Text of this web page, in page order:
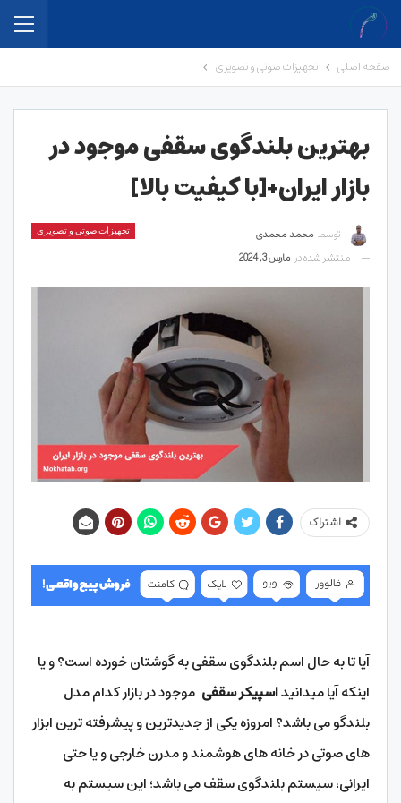
صفحه اصلی تجهیزات صوتی و تصویری
بهترین بلندگوی سقفی موجود در
بازار ایران+[با کیفیت بالا]
تجهیزات صوتی و تصویری توسط محمد محمدی
منتشر شده در مارس 3, 2024
اشتراک
آیا تا به حال اسم بلندگوی سقفی به گوشتان خورده است؟ و یا
اینکه آیا میدانیداسپیکر سقفی موجود در بازار کدام مدل
بلندگو می باشد؟ امروزه یکی از جدیدترین و پیشرفته ترین ابزار
های صوتی در خانه های هوشمند و مدرن خارجی و یا حتی
ایرانی، سیستم بلندگوی سقف می باشد؛ این سیستم به